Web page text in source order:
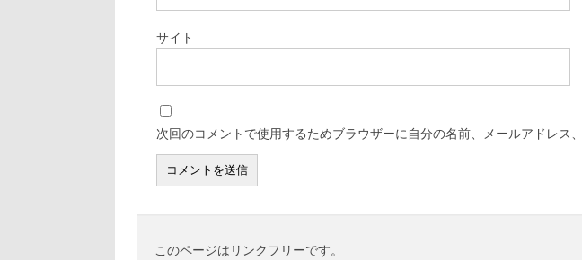
サイト
次回のコメントで使用するためブラウザーに自分の名前、メールアドレス
このページはリンクフリーです。